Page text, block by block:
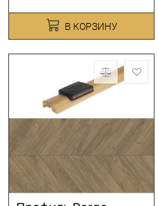
В КОРЗИНУ